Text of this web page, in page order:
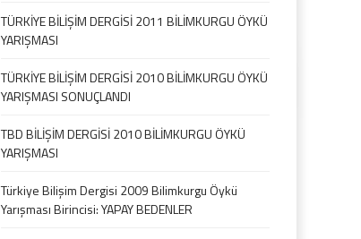
TÜRKİYE BİLİŞİM DERGİSİ 2011 BİLİMKURGU ÖYKÜ
YARIŞMASI
TÜRKİYE BİLİŞİM DERGİSİ 2010 BİLİMKURGU ÖYKÜ
YARIŞMASI SONUÇLANDI
TBD BİLİŞİM DERGİSİ 2010 BİLİMKURGU ÖYKÜ
YARIŞMASI
Türkiye Bilişim Dergisi 2009 Bilimkurgu Öykü
Yarışması Birincisi: YAPAY BEDENLER